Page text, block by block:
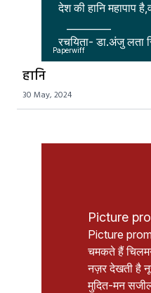
देश की हानि महापाप
रचयिता- डा.अंजु लता
Paperwiff
हानि
30 May, 2024
Picture
Picture
चमकते हैं
नज़र देखती है
मुदित-मन